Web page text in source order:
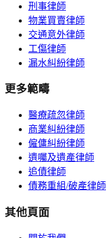
刑事律師
物業買賣律師
交通意外律師
工傷律師
漏水糾紛律師
更多範疇
醫療疏忽律師
商業糾紛律師
僱傭糾紛律師
遺囑及遺產律師
追債律師
債務重組/破產律師
其他頁面